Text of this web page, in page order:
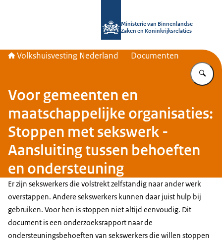
Ministerie van Binnenlandse
Zaken en Koninkrijksrelaties
Volkshuisvesting Nederland Documenten
Voor gemeenten en
maatschappelijke organisaties:
Stoppen met sekswerk -
Aansluiting tussen behoeften
en ondersteuning
Er zijn sekswerkers die volstrekt zelfstandig naar ander werk
overstappen. Andere sekswerkers kunnen daar juist hulp bij
gebruiken. Voor hen is stoppen niet altijd eenvoudig. Dit
document is een onderzoeksrapport naar de
ondersteuningsbehoeften van sekswerkers die willen stoppen